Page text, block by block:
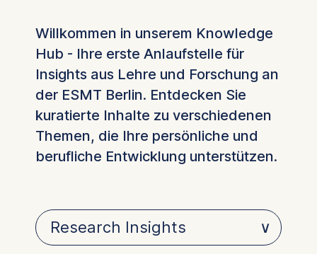
Willkommen in unserem Knowledge
Hub - Ihre erste Anlaufstelle für
Insights aus Lehre und Forschung an
der ESMT Berlin. Entdecken Sie
kuratierte Inhalte zu verschiedenen
Themen, die Ihre persönliche und
berufliche Entwicklung unterstützen.